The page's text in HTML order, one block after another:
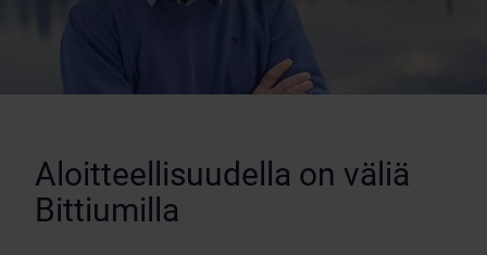
Aloitteellisuudella on väliä
Bittiumilla